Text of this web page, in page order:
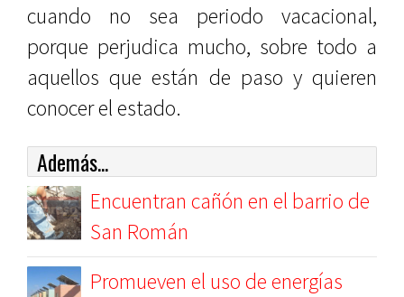
cuando no sea periodo vacacional,
porque perjudica mucho, sobre todo a
aquellos que están de paso y quieren
conocer el estado.
Además...
Encuentran cañón en el barrio de
San Román
Promueven el uso de energías